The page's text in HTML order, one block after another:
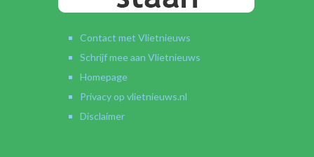
Contact met Vlietnieuws
Schrijf mee aan Vlietnieuws
Homepage
Privacy op vlietnieuws.nl
Disclaimer